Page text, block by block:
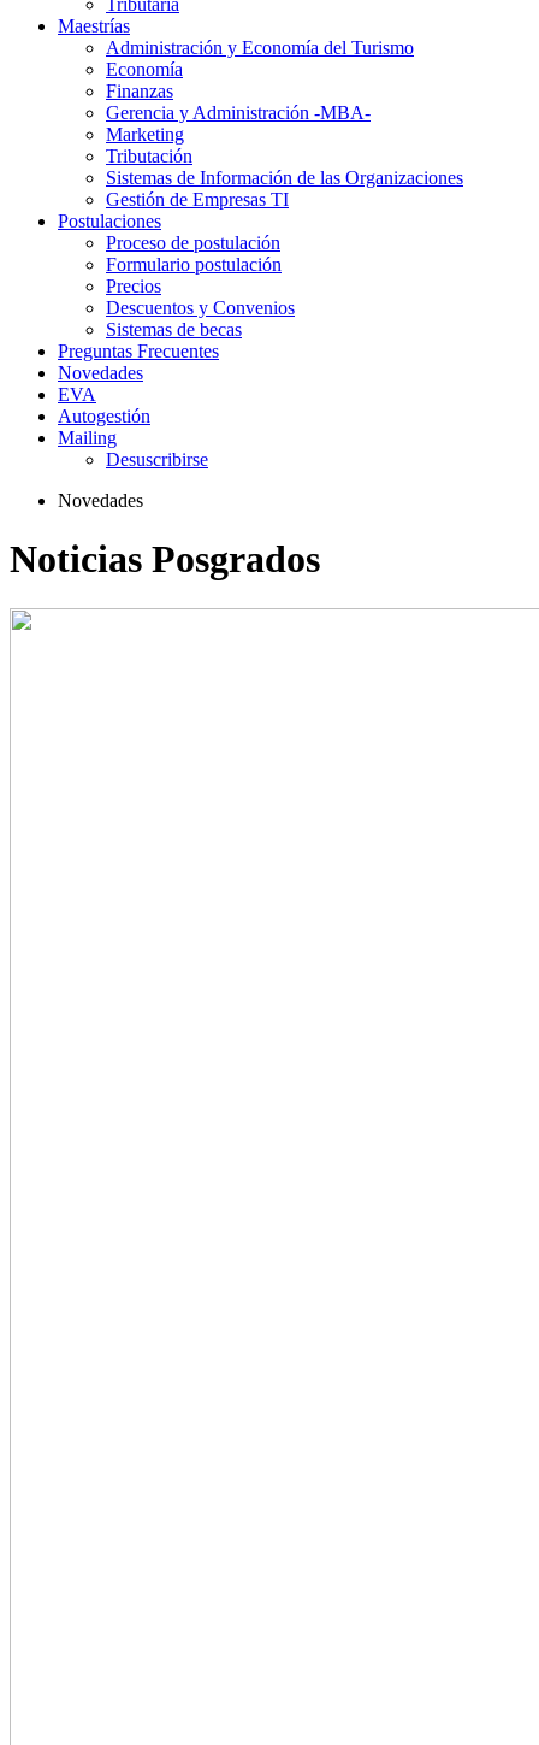
Maestrías
Administración y Economía del Turismo
Economía
Finanzas
Gerencia y Administración -MBA-
Marketing
Tributación
Sistemas de Información de las Organizaciones
Gestión de Empresas TI
Postulaciones
Proceso de postulación
Formulario postulación
Precios
Descuentos y Convenios
Sistemas de becas
Preguntas Frecuentes
Novedades
EVA
Autogestión
Mailing
Desuscribirse
Novedades
Noticias Posgrados